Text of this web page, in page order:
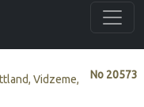
No 20573
Vidzeme,